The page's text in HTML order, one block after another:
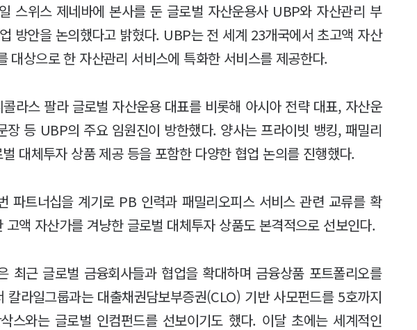
스위스 제네바에 본사를 둔 글로벌 자산운용사 UBP와 자산관리 부
방안을 논의했다고 밝혔다. UBP는 전 세계 23개국에서 초고액 자산
대상으로 한 자산관리 서비스에 특화한 서비스를 제공한다.
라스 팔라 글로벌 자산운용 대표를 비롯해 아시아 전략 대표, 자산운
장 등 UBP의 주요 임원진이 방한했다. 양사는 프라이빗 뱅킹, 패밀리
대체투자 상품 제공 등을 포함한 다양한 협업 논의를 진행했다.
파트너십을 계기로 PB 인력과 패밀리오피스 서비스 관련 교류를 확
고액 자산가를 겨냥한 글로벌 대체투자 상품도 본격적으로 선보인다.
최근 글로벌 금융회사들과 협업을 확대하며 금융상품 포트폴리오를
칼라일그룹과는 대출채권담보부증권(CLO) 기반 사모펀드를 5호까지
스와는 글로벌 인컴펀드를 선보이기도 했다. 이달 초에는 세계적인